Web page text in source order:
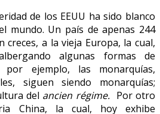
de los EEUU ha sido blanco
mundo. Un país de apenas 244
creces, a la vieja Europa, la cual,
algunas formas de
por ejemplo, las monarquías,
siguen siendo monarquías;
del ancien régime. Por otro
China, la cual, hoy exhibe